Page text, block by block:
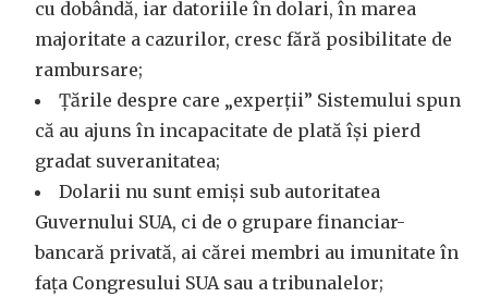
cu dobândă, iar datoriile în dolari, în marea
majoritate a cazurilor, cresc fără posibilitate de
rambursare;
Țările despre care „experții” Sistemului spun
că au ajuns în incapacitate de plată își pierd
gradat suveranitatea;
Dolarii nu sunt emiși sub autoritatea
Guvernului SUA, ci de o grupare financiar-
bancară privată, ai cărei membri au imunitate în
fața Congresului SUA sau a tribunalelor;